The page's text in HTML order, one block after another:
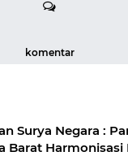
komentar
Surya Negara :
Barat Harmonisasi